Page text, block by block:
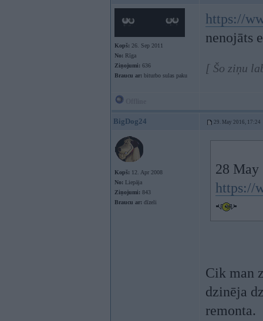
Kopš: 26. Sep 2011
No: Rīga
Ziņojumi: 636
Braucu ar: biturbo sulas paku
https://
nenojāts
[ Šo ziņu
BigDog24 29. May 2016, 17:24
Kopš: 12. Apr 2008
No: Liepāja
Ziņojumi: 843
Braucu ar: dīzeli
28
https://
Cik man
dzinēja
remonta.